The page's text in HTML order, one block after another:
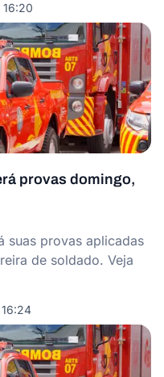
provas domingo,
suas provas aplicadas
de soldado. Veja